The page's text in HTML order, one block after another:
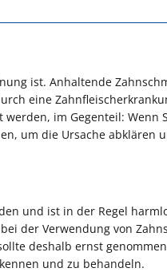
ist. Anhaltende
eine
im Gegenteil: Wenn
um die Ursache abklären
und ist in der Regel
der Verwendung von
deshalb ernst
und zu behandeln.